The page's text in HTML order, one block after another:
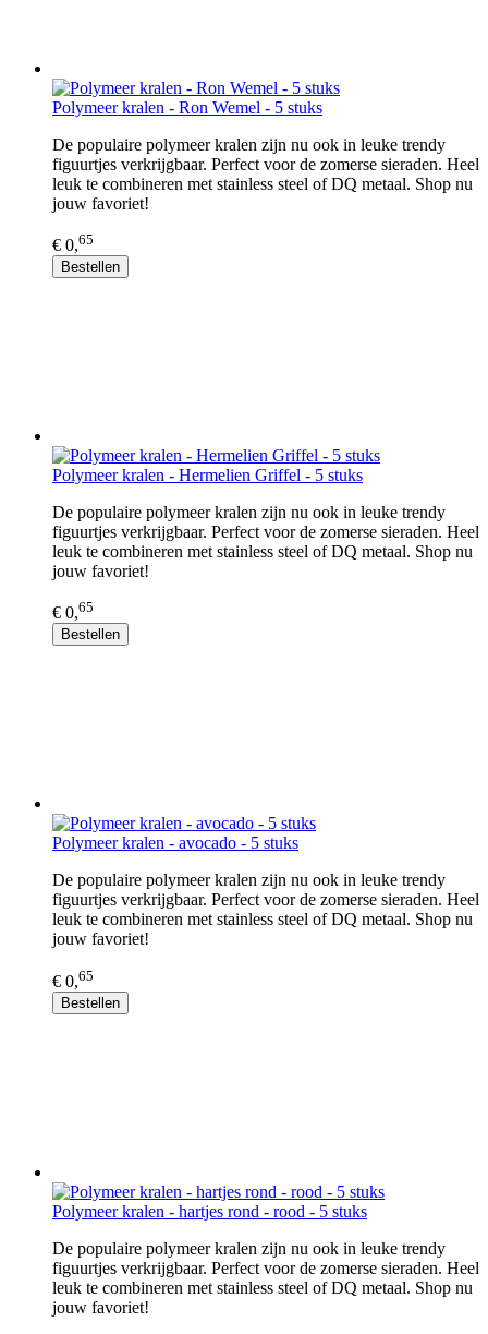
Polymeer kralen - Ron Wemel - 5 stuks
De populaire polymeer kralen zijn nu ook in leuke trendy
figuurtjes verkrijgbaar. Perfect voor de zomerse sieraden. Heel
leuk te combineren met stainless steel of DQ metaal. Shop nu
jouw favoriet!
€ 0,65
Bestellen
Polymeer kralen - Hermelien Griffel - 5 stuks
De populaire polymeer kralen zijn nu ook in leuke trendy
figuurtjes verkrijgbaar. Perfect voor de zomerse sieraden. Heel
leuk te combineren met stainless steel of DQ metaal. Shop nu
jouw favoriet!
€ 0,65
Bestellen
Polymeer kralen - avocado - 5 stuks
De populaire polymeer kralen zijn nu ook in leuke trendy
figuurtjes verkrijgbaar. Perfect voor de zomerse sieraden. Heel
leuk te combineren met stainless steel of DQ metaal. Shop nu
jouw favoriet!
€ 0,65
Bestellen
Polymeer kralen - hartjes rond - rood - 5 stuks
De populaire polymeer kralen zijn nu ook in leuke trendy
figuurtjes verkrijgbaar. Perfect voor de zomerse sieraden. Heel
leuk te combineren met stainless steel of DQ metaal. Shop nu
jouw favoriet!